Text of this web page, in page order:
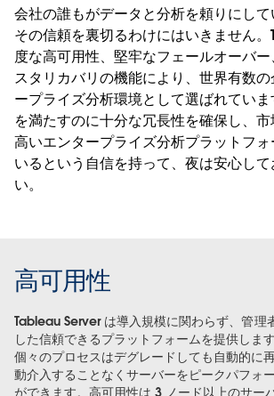
会社の誰もがデータと分析を頼りにして
その信頼を裏切るわけにはいきません
度な高可用性、堅牢なフェールオーバ
スタリカバリの機能により、世界有数
ープライズ分析環境として選ばれてい
を満たすのに十分な冗長性を確保し、
高いエンタープライズ分析プラットフ
いるという自信を持って、夜は安心して
い。
高可用性
Tableau Server は導入規模に関わらず、管理
した信頼できるプラットフォームを提供しま
個々のプロセスはデグレードしても自動的に
動介入することなくサーバーをピークパフォ
ができます。高可用性は 3 ノード以上のサー